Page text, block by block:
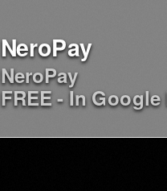
NeroPay
NeroPay
FREE - In Google